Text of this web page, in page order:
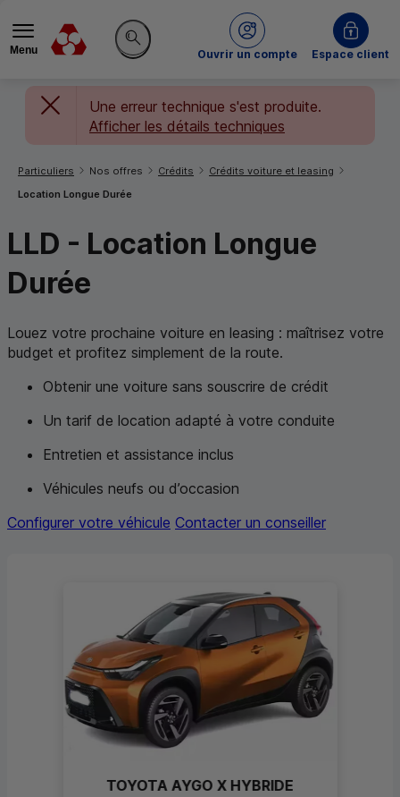
Menu
Rechercher sur le site
Ouvrir un compte
du Crédit MutuelEspace client
Une erreur technique s'est produite.
Afficher les détails techniques
Vous êtes ici:
Particuliers Nos offres Crédits
Crédits voiture et leasing
Location Longue Durée
LLD - Location Longue
Durée
Louez votre prochaine voiture en leasing : maîtrisez votre
budget et profitez simplement de la route.
Obtenir une voiture sans souscrire de crédit
Un tarif de location adapté à votre conduite
Entretien et assistance inclus
Véhicules neufs ou d’occasion
Configurer votre véhicule Contacter un conseiller
TOYOTA AYGO X HYBRIDE